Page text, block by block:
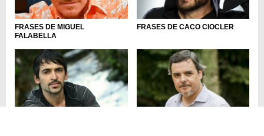
FRASES DE MIGUEL
FALABELLA
FRASES DE CACO CIOCLER